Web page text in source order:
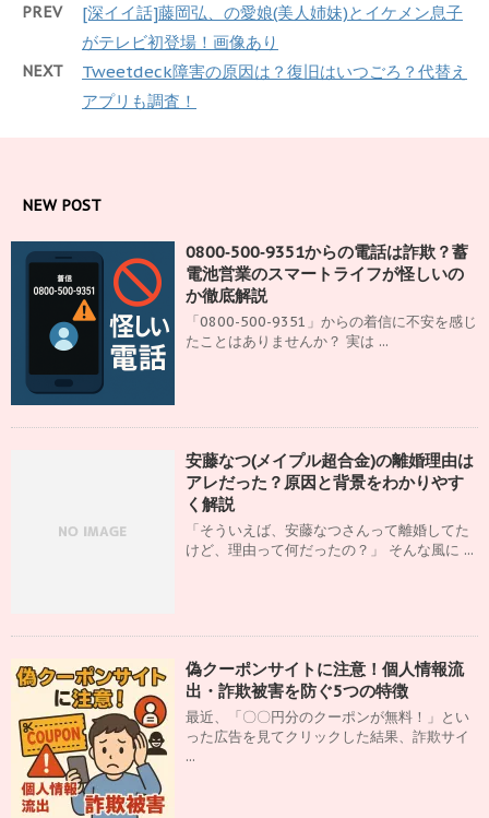
PREV
[深イイ話]藤岡弘、の愛娘(美人姉妹)とイケメン息子
がテレビ初登場！画像あり
NEXT
Tweetdeck障害の原因は？復旧はいつごろ？代替え
アプリも調査！
NEW POST
0800‑500‑9351からの電話は詐欺？蓄
電池営業のスマートライフが怪しいの
か徹底解説
「0800-500-9351」からの着信に不安を感じ
たことはありませんか？ 実は ...
安藤なつ(メイプル超合金)の離婚理由は
アレだった？原因と背景をわかりやす
く解説
「そういえば、安藤なつさんって離婚してた
けど、理由って何だったの？」 そんな風に ...
偽クーポンサイトに注意！個人情報流
出・詐欺被害を防ぐ5つの特徴
最近、「〇〇円分のクーポンが無料！」とい
った広告を見てクリックした結果、詐欺サイ
...